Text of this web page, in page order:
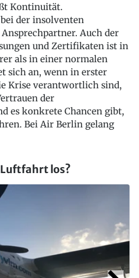
Kontinuität.
der insolventen
Auch der
und Zertifikaten ist in
als in einer normalen
sich an, wenn in erster
Krise verantwortlich sind,
der
es konkrete Chancen gibt,
Bei Air Berlin gelang
los?